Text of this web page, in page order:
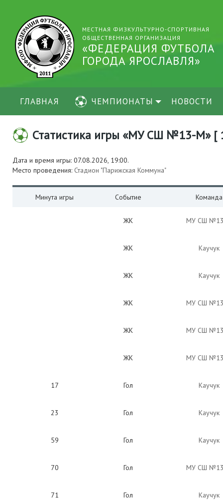
МЕСТНАЯ ФИЗКУЛЬТУРНО-СПОРТИВНАЯ
ОБЩЕСТВЕННАЯ ОРГАНИЗАЦИЯ
«ФЕДЕРАЦИЯ ФУТБОЛА
ГОРОДА ЯРОСЛАВЛЯ»
ГЛАВНАЯ ЧЕМПИОНАТЫ НОВОСТИ
Статистика игры «МУ СШ №13-М» [
Дата и время игры: 07.08.2026, 19:00.
Место проведения: Стадион "Парижская Коммуна"
Минута игры Событие Команда
ЖК МУ СШ
ЖК Каучук
ЖК Каучук
ЖК МУ СШ
ЖК МУ СШ
ЖК МУ СШ
17 Гол Каучук
23 Гол Каучук
59 Гол Каучук
70 Гол МУ СШ
71 Гол Каучук